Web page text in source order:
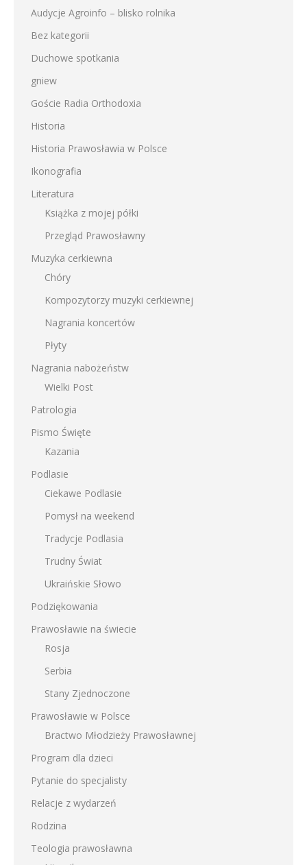
Audycje Agroinfo – blisko rolnika
Bez kategorii
Duchowe spotkania
gniew
Goście Radia Orthodoxia
Historia
Historia Prawosławia w Polsce
Ikonografia
Literatura
Książka z mojej półki
Przegląd Prawosławny
Muzyka cerkiewna
Chóry
Kompozytorzy muzyki cerkiewnej
Nagrania koncertów
Płyty
Nagrania nabożeństw
Wielki Post
Patrologia
Pismo Święte
Kazania
Podlasie
Ciekawe Podlasie
Pomysł na weekend
Tradycje Podlasia
Trudny Świat
Ukraińskie Słowo
Podziękowania
Prawosławie na świecie
Rosja
Serbia
Stany Zjednoczone
Prawosławie w Polsce
Bractwo Młodzieży Prawosławnej
Program dla dzieci
Pytanie do specjalisty
Relacje z wydarzeń
Rodzina
Teologia prawosławna